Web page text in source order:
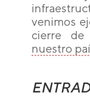
venimos
cierre de
nuestro